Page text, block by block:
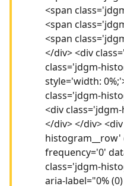
<span
<span
<span
</div> <div
class='jdgm-
style='width:
class='jdgm-
<div
</div> </div>
frequency='0'
class='jdgm-
aria-label="0%